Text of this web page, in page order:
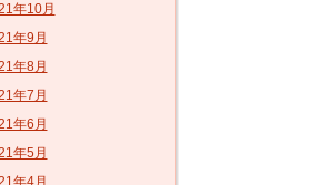
年10月
年9月
年8月
年7月
年6月
年5月
年4月